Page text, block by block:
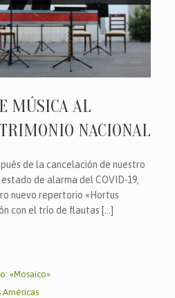
MÚSICA AL
NACIONAL
de la cancelación de nuestro
de alarma del COVID-19,
nuevo repertorio «Hortus
con el trío de flautas […]
«Mosaico»
Américas